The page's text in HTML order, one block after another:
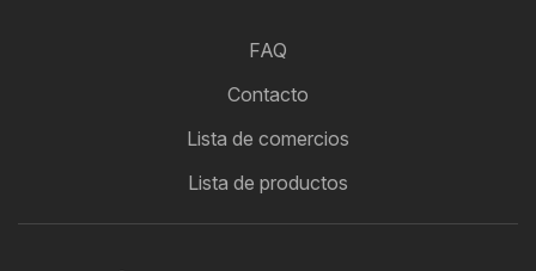
FAQ
Contacto
Lista de comercios
Lista de productos